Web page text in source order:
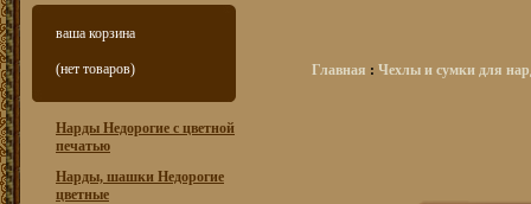
ваша корзина
(нет товаров)
Нарды Недорогие с цветной
печатью
Нарды, шашки Недорогие
цветные
Главная : Чехлы и сумки для